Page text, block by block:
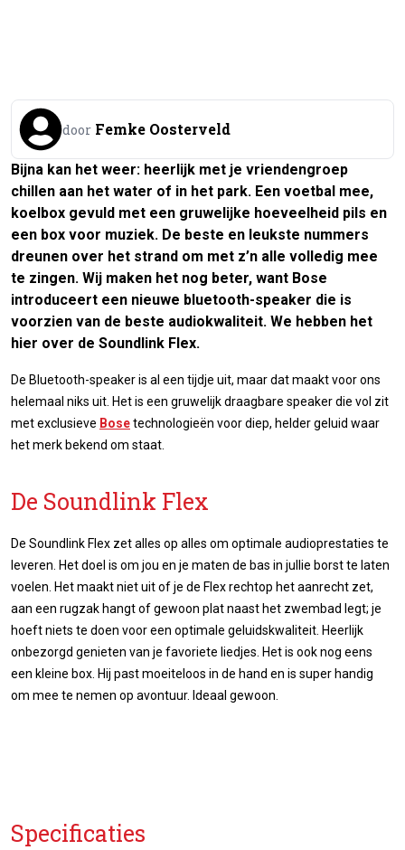
door Femke Oosterveld
Bijna kan het weer: heerlijk met je vriendengroep
chillen aan het water of in het park. Een voetbal mee,
koelbox gevuld met een gruwelijke hoeveelheid pils en
een box voor muziek. De beste en leukste nummers
dreunen over het strand om met z’n alle volledig mee
te zingen. Wij maken het nog beter, want Bose
introduceert een nieuwe bluetooth-speaker die is
voorzien van de beste audiokwaliteit. We hebben het
hier over de Soundlink Flex.
De Bluetooth-speaker is al een tijdje uit, maar dat maakt voor ons
helemaal niks uit. Het is een gruwelijk draagbare speaker die vol zit
met exclusieve Bosetechnologieën voor diep, helder geluid waar
het merk bekend om staat.
De Soundlink Flex
De Soundlink Flex zet alles op alles om optimale audioprestaties te
leveren. Het doel is om jou en je maten de bas in jullie borst te laten
voelen. Het maakt niet uit of je de Flex rechtop het aanrecht zet,
aan een rugzak hangt of gewoon plat naast het zwembad legt; je
hoeft niets te doen voor een optimale geluidskwaliteit. Heerlijk
onbezorgd genieten van je favoriete liedjes. Het is ook nog eens
een kleine box. Hij past moeiteloos in de hand en is super handig
om mee te nemen op avontuur. Ideaal gewoon.
Specificaties